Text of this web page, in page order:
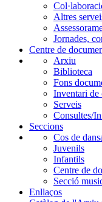
Altres
Jornades,
Centre de
Arxiu
Biblioteca
Fons
Inventari de
Serveis
Consultes/
Seccions
Cos de
Juvenils
Infantils
Centre de
Secció
Enllaços